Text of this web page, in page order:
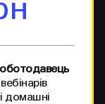
домашні